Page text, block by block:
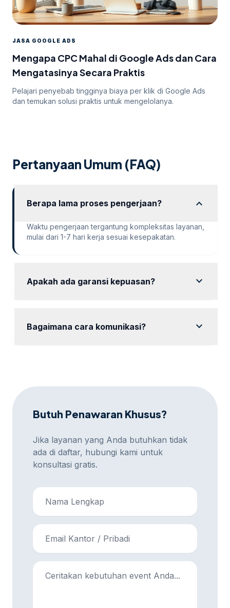
JASA GOOGLE ADS
Mengapa CPC Mahal di Google Ads dan Cara
Mengatasinya Secara Praktis
Pelajari penyebab tingginya biaya per klik di Google Ads
dan temukan solusi praktis untuk mengelolanya.
Pertanyaan Umum (FAQ)
Berapa lama proses pengerjaan? expand_more
Waktu pengerjaan tergantung kompleksitas layanan,
mulai dari 1-7 hari kerja sesuai kesepakatan.
Apakah ada garansi kepuasan? expand_more
Bagaimana cara komunikasi? expand_more
Butuh Penawaran Khusus?
Jika layanan yang Anda butuhkan tidak
ada di daftar, hubungi kami untuk
konsultasi gratis.